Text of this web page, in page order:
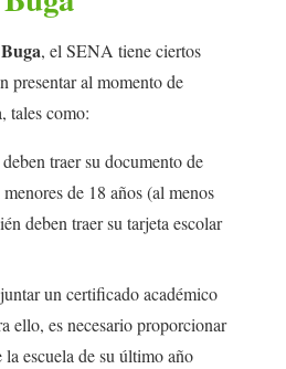
, el SENA tiene ciertos
presentar al momento de
tales como:
traer su documento de
de 18 años (al menos
deben traer su tarjeta escolar
un certificado académico
ello, es necesario proporcionar
escuela de su último año